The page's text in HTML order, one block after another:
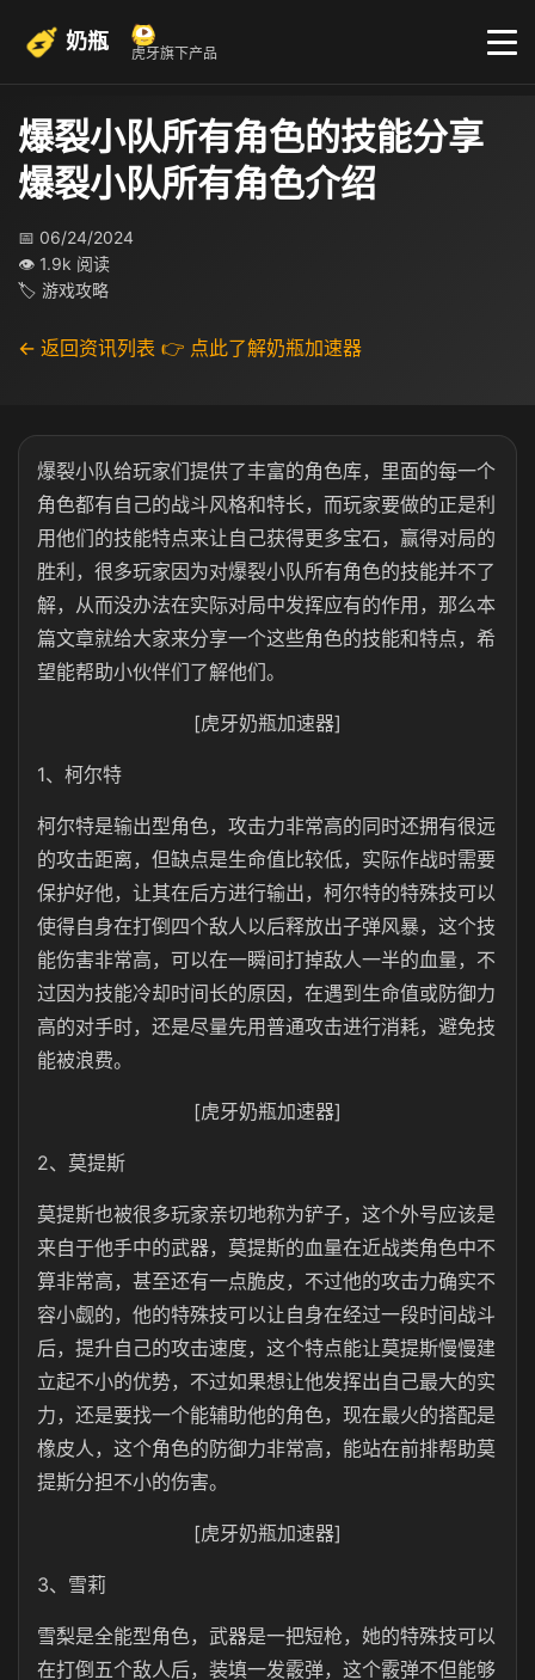
奶瓶 虎牙旗下产品
爆裂小队所有角色的技能分享
爆裂小队所有角色介绍
📅 06/24/2024
👁 1.9k 阅读
🏷 游戏攻略
← 返回资讯列表 👉 点此了解奶瓶加速器
爆裂小队给玩家们提供了丰富的角色库，里面的每一个
角色都有自己的战斗风格和特长，而玩家要做的正是利
用他们的技能特点来让自己获得更多宝石，赢得对局的
胜利，很多玩家因为对爆裂小队所有角色的技能并不了
解，从而没办法在实际对局中发挥应有的作用，那么本
篇文章就给大家来分享一个这些角色的技能和特点，希
望能帮助小伙伴们了解他们。
[虎牙奶瓶加速器]
1、柯尔特
柯尔特是输出型角色，攻击力非常高的同时还拥有很远
的攻击距离，但缺点是生命值比较低，实际作战时需要
保护好他，让其在后方进行输出，柯尔特的特殊技可以
使得自身在打倒四个敌人以后释放出子弹风暴，这个技
能伤害非常高，可以在一瞬间打掉敌人一半的血量，不
过因为技能冷却时间长的原因，在遇到生命值或防御力
高的对手时，还是尽量先用普通攻击进行消耗，避免技
能被浪费。
[虎牙奶瓶加速器]
2、莫提斯
莫提斯也被很多玩家亲切地称为铲子，这个外号应该是
来自于他手中的武器，莫提斯的血量在近战类角色中不
算非常高，甚至还有一点脆皮，不过他的攻击力确实不
容小觑的，他的特殊技可以让自身在经过一段时间战斗
后，提升自己的攻击速度，这个特点能让莫提斯慢慢建
立起不小的优势，不过如果想让他发挥出自己最大的实
力，还是要找一个能辅助他的角色，现在最火的搭配是
橡皮人，这个角色的防御力非常高，能站在前排帮助莫
提斯分担不小的伤害。
[虎牙奶瓶加速器]
3、雪莉
雪梨是全能型角色，武器是一把短枪，她的特殊技可以
在打倒五个敌人后，装填一发霰弹，这个霰弹不但能够